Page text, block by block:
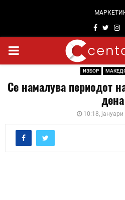
PRIMARY
ИЗБОР
Се намалува периодот
дена
10:18,